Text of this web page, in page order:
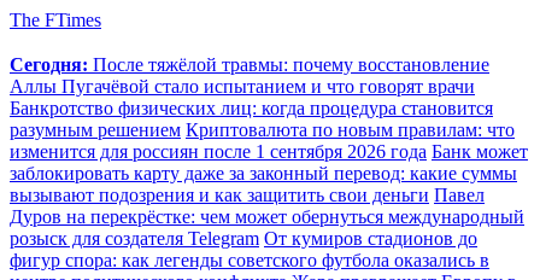
The FTimes
Сегодня: После тяжёлой травмы: почему восстановление
Аллы Пугачёвой стало испытанием и что говорят врачи
Банкротство физических лиц: когда процедура становится
разумным решением Криптовалюта по новым правилам: что
изменится для россиян после 1 сентября 2026 года Банк может
заблокировать карту даже за законный перевод: какие суммы
вызывают подозрения и как защитить свои деньги Павел
Дуров на перекрёстке: чем может обернуться международный
розыск для создателя Telegram От кумиров стадионов до
фигур спора: как легенды советского футбола оказались в